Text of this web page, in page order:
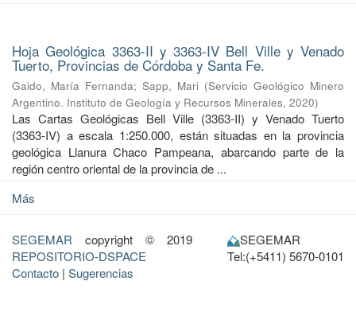
Hoja Geológica 3363-II y 3363-IV Bell Ville y Venado
Tuerto, Provincias de Córdoba y Santa Fe.
Gaido, María Fernanda; Sapp, Mari (Servicio Geológico Minero
Argentino. Instituto de Geología y Recursos Minerales, 2020)
Las Cartas Geológicas Bell Ville (3363-II) y Venado Tuerto
(3363-IV) a escala 1:250.000, están situadas en la provincia
geológica Llanura Chaco Pampeana, abarcando parte de la
región centro oriental de la provincia de ...
Más
SEGEMAR copyright © 2019
REPOSITORIO-DSPACE
Contacto | Sugerencias
SEGEMAR
Tel:(+5411) 5670-0101